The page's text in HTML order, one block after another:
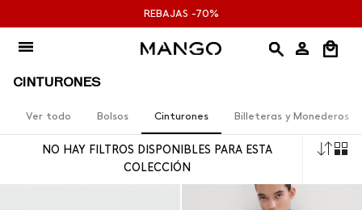
al
contenido
REBAJAS -70%
CINTURONES
Ver todo Bolsos Cinturones Billeteras y Monederos
NO HAY FILTROS DISPONIBLES PARA ESTA
COLECCIÓN